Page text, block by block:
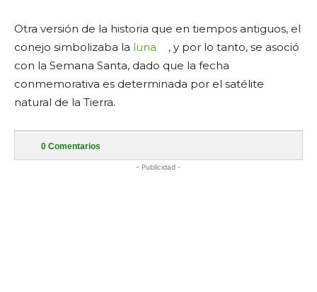
Otra versión de la historia que en tiempos antiguos, el
conejo simbolizaba la luna
, y por lo tanto, se asoció
con la Semana Santa, dado que la fecha
conmemorativa es determinada por el satélite
natural de la Tierra.
0 Comentarios
- Publicidad -